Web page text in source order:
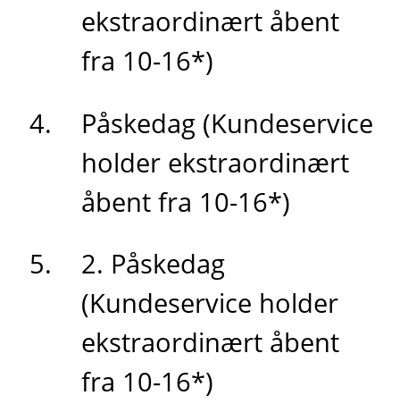
ekstraordinært åbent
fra 10-16*)
Påskedag (Kundeservice
holder ekstraordinært
åbent fra 10-16*)
2. Påskedag
(Kundeservice holder
ekstraordinært åbent
fra 10-16*)